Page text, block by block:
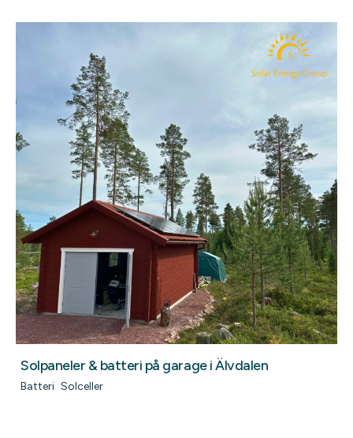
Solpaneler & batteri på garage i Älvdalen
Batteri Solceller